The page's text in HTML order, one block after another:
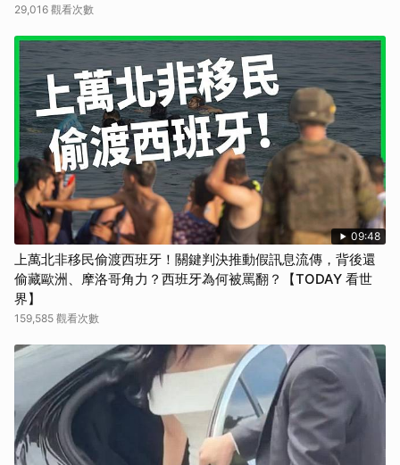
29,016 觀看次數
09:48
上萬北非移民偷渡西班牙！關鍵判決推動假訊息流傳，背後還
偷藏歐洲、摩洛哥角力？西班牙為何被罵翻？【TODAY 看世
界】
159,585 觀看次數